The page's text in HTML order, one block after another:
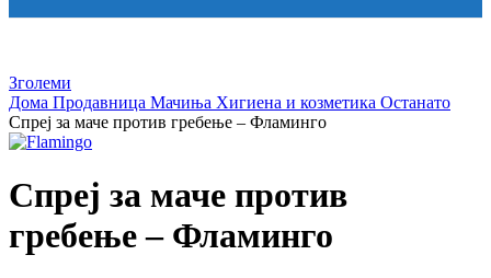
Зголеми
Дома Продавница Мачиња Хигиена и козметика Останато
Спреј за маче против гребење – Фламинго
Спреј за маче против
гребење – Фламинго